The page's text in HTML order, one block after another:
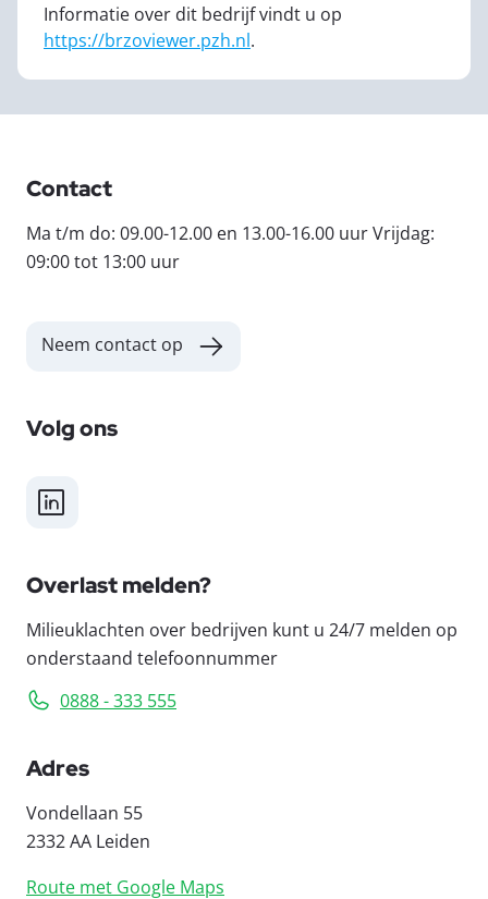
Informatie over dit bedrijf vindt u op
https://brzoviewer.pzh.nl.
Contact
Ma t/m do: 09.00-12.00 en 13.00-16.00 uur Vrijdag:
09:00 tot 13:00 uur
Neem contact op
Volg ons
LinkedIn
Overlast melden?
Milieuklachten over bedrijven kunt u 24/7 melden op
onderstaand telefoonnummer
0888 - 333 555
Adres
Vondellaan 55
2332 AA Leiden
Route met Google Maps